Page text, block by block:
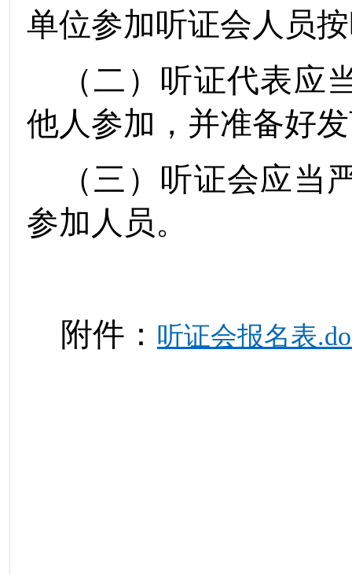
单位参加听证会人员
（二）听证代表应
他人参加，并准备好
（三）听证会应当
参加人员。
附件： 听证会报名表